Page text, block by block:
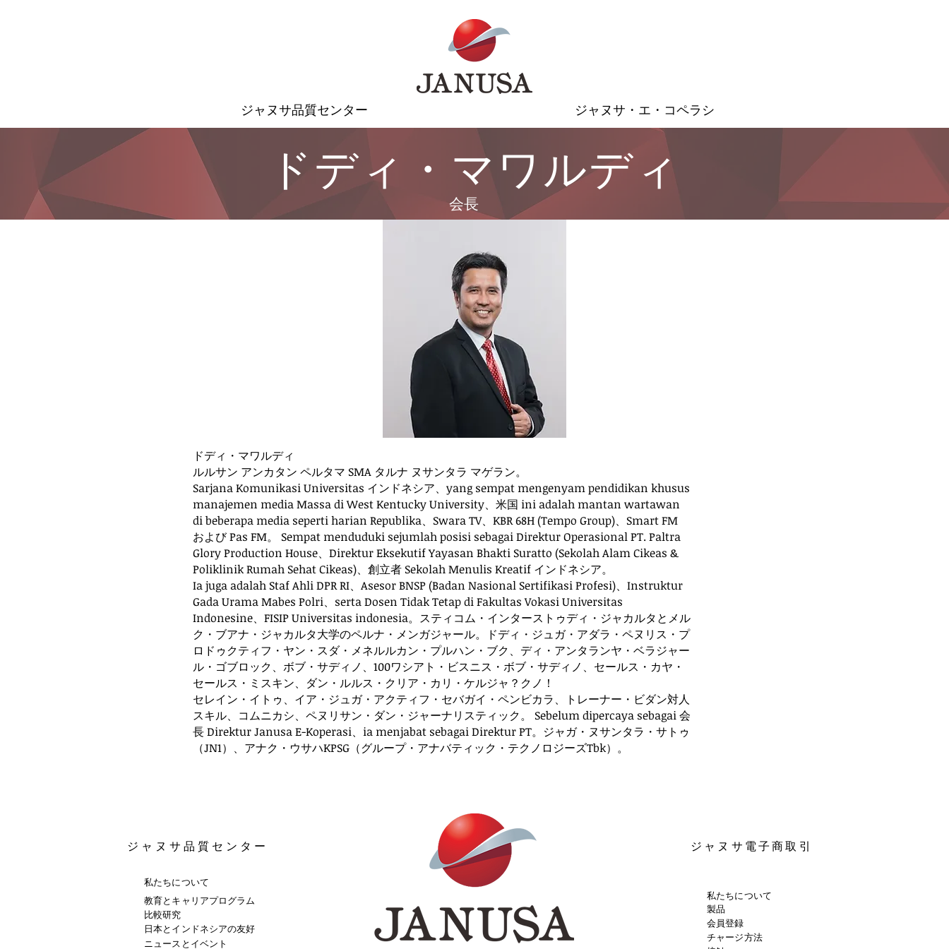
ジャヌサ品質センター ジャヌサ・エ・コペラシ
ドディ・マワルディ
会長
ドディ・マワルディ
ルルサン アンカタン ペルタマ SMA タルナ ヌサンタラ マゲラン。
Sarjana Komunikasi Universitas インドネシア、yang sempat mengenyam pendidikan khusus
manajemen media Massa di West Kentucky University、米国 ini adalah mantan wartawan
di beberapa media seperti harian Republika、Swara TV、KBR 68H (Tempo Group)、Smart FM
および Pas FM。 Sempat menduduki sejumlah posisi sebagai Direktur Operasional PT. Paltra
Glory Production House、Direktur Eksekutif Yayasan Bhakti Suratto (Sekolah Alam Cikeas &
Poliklinik Rumah Sehat Cikeas)、創立者 Sekolah Menulis Kreatif インドネシア。
Ia juga adalah Staf Ahli DPR RI、Asesor BNSP (Badan Nasional Sertifikasi Profesi)、Instruktur
Gada Urama Mabes Polri、serta Dosen Tidak Tetap di Fakultas Vokasi Universitas
Indonesine、FISIP Universitas indonesia。スティコム・インターストゥディ・ジャカルタとメル
ク・ブアナ・ジャカルタ大学のペルナ・メンガジャール。ドディ・ジュガ・アダラ・ペヌリス・プ
ロドゥクティフ・ヤン・スダ・メネルルカン・プルハン・ブク、ディ・アンタランヤ・ベラジャー
ル・ゴブロック、ボブ・サディノ、100ワシアト・ビスニス・ボブ・サディノ、セールス・カヤ・
セールス・ミスキン、ダン・ルルス・クリア・カリ・ケルジャ？クノ！
セレイン・イトゥ、イア・ジュガ・アクティフ・セバガイ・ペンビカラ、トレーナー・ビダン対人
スキル、コムニカシ、ペヌリサン・ダン・ジャーナリスティック。
Sebelum dipercaya sebagai 会
長 Direktur Janusa E-Koperasi、ia menjabat sebagai Direktur PT。ジャガ・ヌサンタラ・サトゥ
（JN1）、アナク・ウサハKPSG（グループ・アナバティック・テクノロジーズTbk）。
ジャヌサ 品質センター
私たちについて
教育とキャリアプログラム
比較研究
日本とインドネシアの友好
ニュースとイベント
ジャヌサ 電子商取引
私たちについて
製品
会員登録
チャージ方法